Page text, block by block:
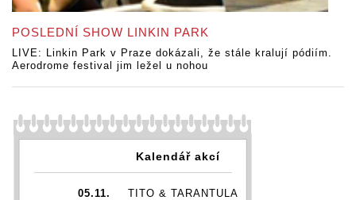
POSLEDNÍ SHOW LINKIN PARK
LIVE: Linkin Park v Praze dokázali, že stále kralují pódiím.
Aerodrome festival jim ležel u nohou
Kalendář akcí
05.11.
TITO & TARANTULA